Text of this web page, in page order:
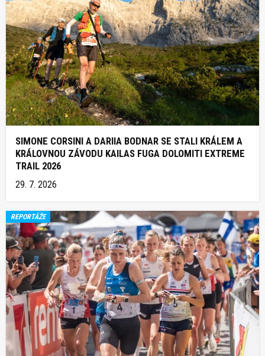
SIMONE CORSINI A DARIIA BODNAR SE STALI KRÁLEM A
KRÁLOVNOU ZÁVODU KAILAS FUGA DOLOMITI EXTREME
TRAIL 2026
29. 7. 2026
REPORTÁŽE